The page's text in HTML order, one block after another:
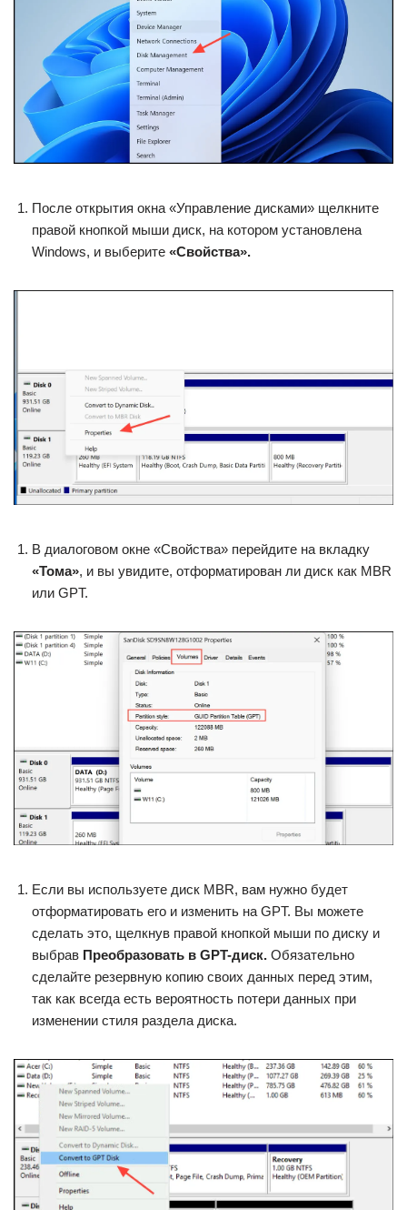
После открытия окна «Управление дисками» щелкните
правой кнопкой мыши диск, на котором установлена ​​
Windows, и выберите «Свойства».
В диалоговом окне «Свойства» перейдите на вкладку
«Тома», и вы увидите, отформатирован ли диск как MBR
или GPT.
Если вы используете диск MBR, вам нужно будет
отформатировать его и изменить на GPT. Вы можете
сделать это, щелкнув правой кнопкой мыши по диску и
выбрав Преобразовать в GPT-диск. Обязательно
сделайте резервную копию своих данных перед этим,
так как всегда есть вероятность потери данных при
изменении стиля раздела диска.